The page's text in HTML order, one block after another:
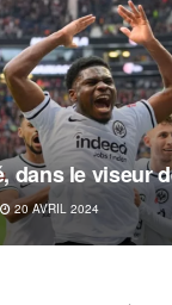
dans le viseur
20 AVRIL 2024